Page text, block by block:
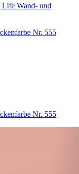
Wand- und
Nr. 555
Nr. 555